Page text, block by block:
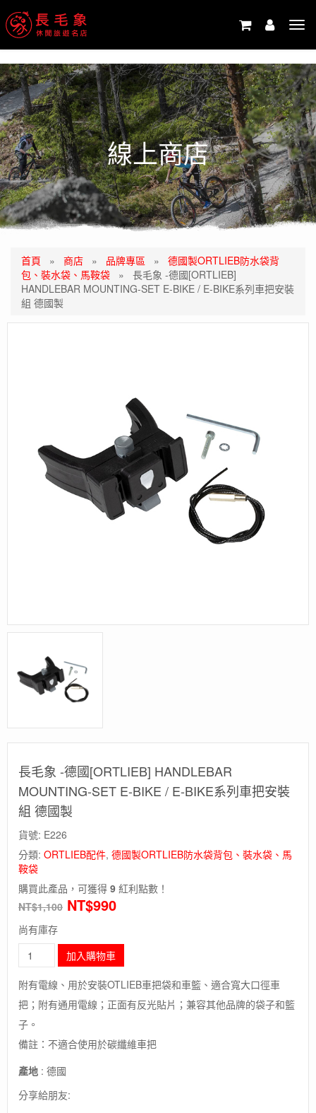
線上商店
首頁 » 商店 » 品牌專區 » 德國製ORTLIEB防水袋背
包、裝水袋、馬鞍袋 » 長毛象 -德國[ORTLIEB]
HANDLEBAR MOUNTING-SET E-BIKE / E-BIKE系列車把安裝
組 德國製
長毛象 -德國[ORTLIEB] HANDLEBAR
MOUNTING-SET E-BIKE / E-BIKE系列車把安裝
組 德國製
貨號: E226
分類: ORTLIEB配件, 德國製ORTLIEB防水袋背包、裝水袋、馬
鞍袋
購買此產品，可獲得 9 紅利點數！
NT$1,100 NT$990
尚有庫存
毛
象
-
德
國
[ORTLIEB]
HANDLEBAR
MOUNTING-
SET
E-
BIKE
加入購物車
附有電線、用於安裝OTLIEB車把袋和車籃、適合寬大口徑車
把；附有通用電線；正面有反光貼片；兼容其他品牌的袋子和籃
子。
備註：不適合使用於碳纖維車把
產地 : 德國
分享給朋友: